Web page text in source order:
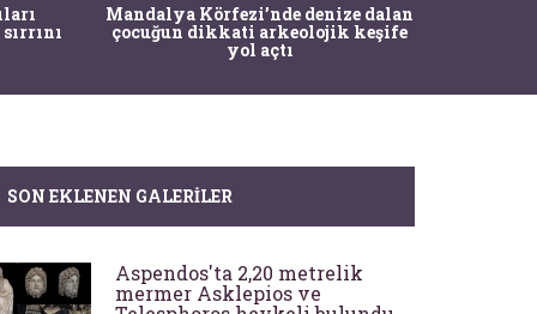
Mandalya Körfezi’nde denize dalan
çocuğun dikkati arkeolojik keşife
yol açtı
SON EKLENEN GALERILER
Aspendos'ta 2,20 metrelik
mermer Asklepios ve